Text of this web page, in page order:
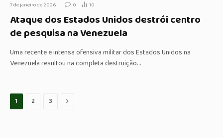
7 de janeiro de 2026 0 10
Ataque dos Estados Unidos destrói centro
de pesquisa na Venezuela
Uma recente e intensa ofensiva militar dos Estados Unidos na
Venezuela resultou na completa destruição…
1 2 3 Proximo